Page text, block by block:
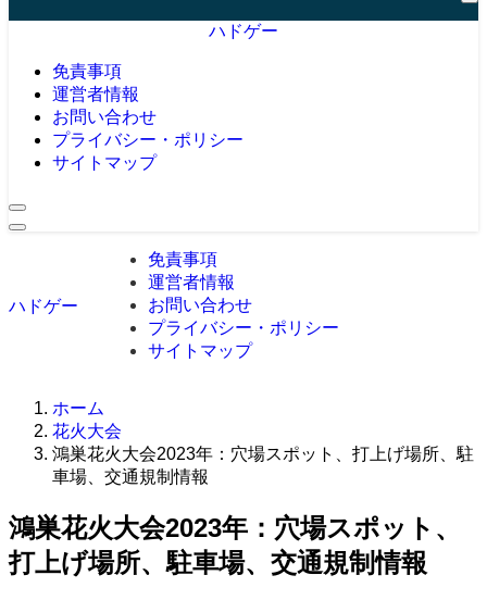
ハドゲー
免責事項
運営者情報
お問い合わせ
プライバシー・ポリシー
サイトマップ
ハドゲー
免責事項
運営者情報
お問い合わせ
プライバシー・ポリシー
サイトマップ
ホーム
花火大会
鴻巣花火大会2023年：穴場スポット、打上げ場所、駐
車場、交通規制情報
鴻巣花火大会2023年：穴場スポット、
打上げ場所、駐車場、交通規制情報